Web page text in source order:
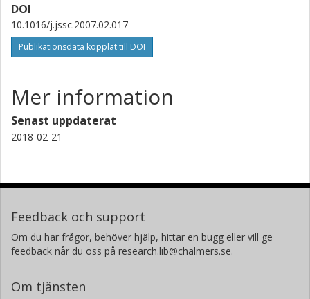
DOI
10.1016/j.jssc.2007.02.017
Publikationsdata kopplat till DOI
Mer information
Senast uppdaterat
2018-02-21
Feedback och support
Om du har frågor, behöver hjälp, hittar en bugg eller vill ge
feedback når du oss på research.lib@chalmers.se.
Om tjänsten